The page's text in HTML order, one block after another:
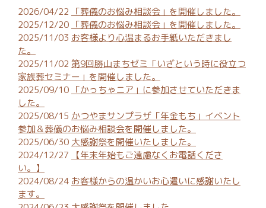
2026/04/22
「葬儀のお悩み相談会」を開催しました。
2025/12/20 「葬儀のお悩み相談会」を開催しました。
2025/11/03 お客様より心温まるお手紙いただきまし
た。
2025/11/02 第9回勝山まちゼミ「いざという時に役立つ
家族葬セミナー」を開催しました。
2025/09/10 「かっちゃニア」に参加させていただきま
した。
2025/08/15 かつやまサンプラザ「年金もち」イベント
参加＆葬儀のお悩み相談会を開催しました。
2025/06/30 大感謝祭を開催いたしました。
2024/12/27
【年末年始もご遠慮なくお電話くださ
い。】
2024/08/24 お客様からの温かいお心遣いに感謝いたし
ます。